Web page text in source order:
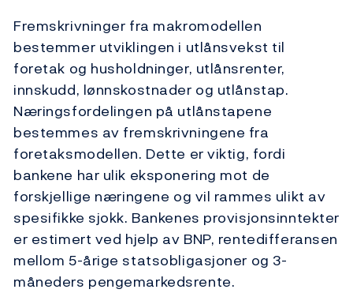
Fremskrivninger fra makromodellen
bestemmer utviklingen i utlånsvekst til
foretak og husholdninger, utlånsrenter,
innskudd, lønnskostnader og utlånstap.
Næringsfordelingen på utlånstapene
bestemmes av fremskrivningene fra
foretaksmodellen. Dette er viktig, fordi
bankene har ulik eksponering mot de
forskjellige næringene og vil rammes ulikt av
spesifikke sjokk. Bankenes provisjonsinntekter
er estimert ved hjelp av BNP, rentedifferansen
mellom 5-årige statsobligasjoner og 3-
måneders pengemarkedsrente.